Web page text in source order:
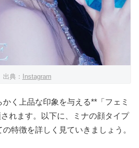
出典： Instagram
かく上品な印象を与える**「フェミ
れます。以下に、ミナの顔タイプ
特徴を詳しく見ていきましょう。